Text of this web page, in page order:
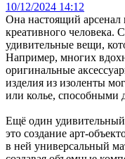
10/12/2024 14:12
Она настоящий арсенал
креативного человека.
удивительные вещи,
Например, многих
оригинальные
изделия из изоленты
или колье, способными
Ещё один
это создание арт-
в ней универсальный